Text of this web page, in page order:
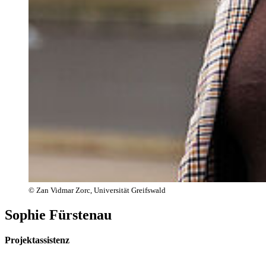
© Zan Vidmar Zorc, Universität Greifswald
Sophie Fürstenau
Projektassistenz